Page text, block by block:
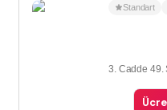
Standart
3. Cadde 49.